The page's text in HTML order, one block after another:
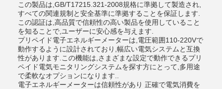
この製品は,GB/T17215.321-2008規格に準拠して製造され,
すべての関連規制と安全基準に準拠することを保証します.
この認証は,高品質で信頼性の高い製品を使用していること
を知ることで,ユーザーに安心感を与えます.
プリペイド電子エネルギーメーターは,電圧範囲110-220Vで
動作するように設計されており,幅広い電気システムと互換
性があります.この機能は,さまざまな設定で動作できるプリ
ペイド電気モニタリングシステムを探す方にとって,多用途
で柔軟なオプションになります..
電子エネルギーメーターは信頼性があり 正確で電気消費を